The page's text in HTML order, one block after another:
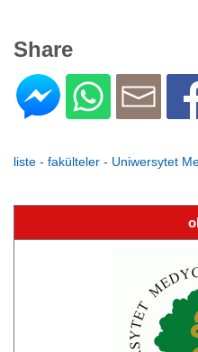
Share
liste - fakülteler - Uniwersytet